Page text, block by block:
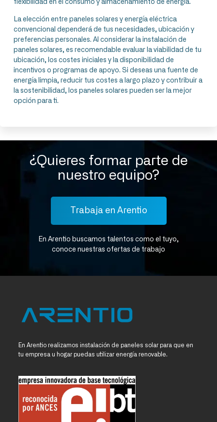
flexibilidad en el consumo y almacenamiento de energía.
La elección entre paneles solares y energía eléctrica
convencional dependerá de tus necesidades, ubicación y
preferencias personales. Al considerar la instalación de
paneles solares, es recomendable evaluar la viabilidad de tu
ubicación, los costes iniciales y la disponibilidad de
incentivos o programas de apoyo. Si deseas una fuente de
energía limpia, reducir tus costes a largo plazo y contribuir a
la sostenibilidad, los paneles solares pueden ser la mejor
opción para ti.
¿Quieres formar parte de
nuestro equipo?
Trabaja en Arentio
En Arentio buscamos talentos como el tuyo,
conoce nuestras ofertas de trabajo
En Arentio realizamos instalación de paneles solar para que en
tu empresa u hogar puedas utilizar energía renovable.